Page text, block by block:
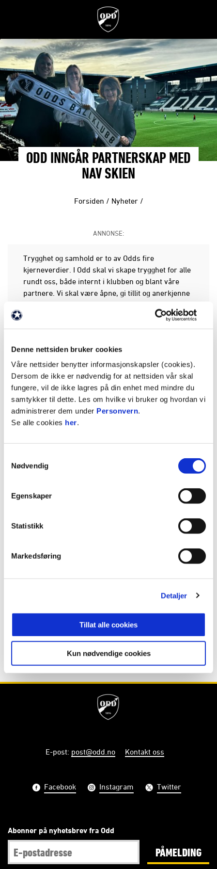
Denne nettsiden bruker cookies
Våre nettsider benytter informasjonskapsler (cookies).
Dersom de ikke er nødvendig for at nettsiden vår skal
fungere, vil de ikke lagres på din enhet med mindre du
samtykker til dette. Les om hvilke vi bruker og hvordan vi
administrerer dem under Personvern.
Se alle cookies her.
Nødvendig
Egenskaper
Statistikk
Markedsføring
Detaljer
Tillat alle cookies
Kun nødvendige cookies
ODD INNGÅR PARTNERSKAP MED
NAV SKIEN
Forsiden / Nyheter /
ANNONSE:
Trygghet og samhold er to av Odds fire
kjerneverdier. I Odd skal vi skape trygghet for alle
rundt oss, både internt i klubben og blant våre
partnere. Vi skal være åpne, gi tillit og anerkjenne
bygger vårt fellesskap. Derfor er det naturlig for
oss å inngå en avtale med NAV Skien.
At vi også tar klimakampen like alvorlig som
fotballkampene, setter Ragnhild G. Storbæk stor
pris på.
-Odds Ballklubb er en viktig del av næringslivet i
Grenland, og spesielt i Skien. Klubben har en unik
posisjon der de kan samle et bærekraftig nettverk,
partnerskapet får vi muligheten til å møte
verdifullt innblikk i næringslivets utvikling i Skien.
rekrutterings- og markedsarbeid hos NAV,
sier
Maria Bruserud.
Skrevet av: Åmund Røsholt
E-post: post@odd.no Kontakt oss
Facebook Instagram Twitter
Abonner på nyhetsbrev fra Odd
PÅMELDING